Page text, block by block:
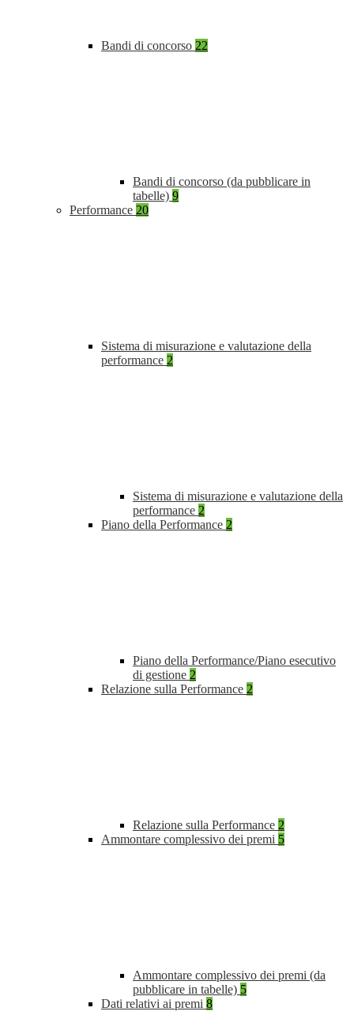
Bandi di concorso 22
Bandi di concorso (da pubblicare in
tabelle) 9
Performance 20
Sistema di misurazione e valutazione della
performance 2
Sistema di misurazione e valutazione della
performance 2
Piano della Performance 2
Piano della Performance/Piano esecutivo
di gestione 2
Relazione sulla Performance 2
Relazione sulla Performance 2
Ammontare complessivo dei premi 5
Ammontare complessivo dei premi (da
pubblicare in tabelle) 5
Dati relativi ai premi 8